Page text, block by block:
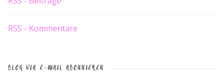
RSS - Kommentare
BLOG VIA E-MAIL ABONNIEREN